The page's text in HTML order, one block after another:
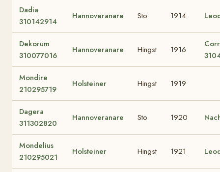
Dadia
310142914
Hannoveranare Sto 1914
Dekorum
310077016
Hannoveranare Hingst 1916
Mondire
210295719
Holsteiner Hingst 1919
Dagera
311302820
Hannoveranare Sto 1920
Mondelius
210295021
Holsteiner Hingst 1921